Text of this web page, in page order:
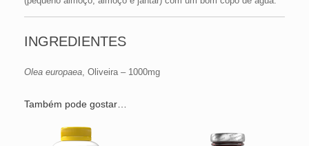
INGREDIENTES
Olea europaea, Oliveira – 1000mg
Também pode gostar…